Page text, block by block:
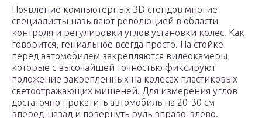
Появление компьютерных 3D стендов многие
специалисты называют революцией в области
контроля и регулировки углов установки колес. Как
говорится, гениальное всегда просто. На стойке
перед автомобилем закрепляются видеокамеры,
которые с высочайшей точностью фиксируют
положение закрепленных на колесах пластиковых
светоотражающих мишеней. Для измерения углов
достаточно прокатить автомобиль на 20-30 см
вперед-назад и повернуть руль вправо-влево.